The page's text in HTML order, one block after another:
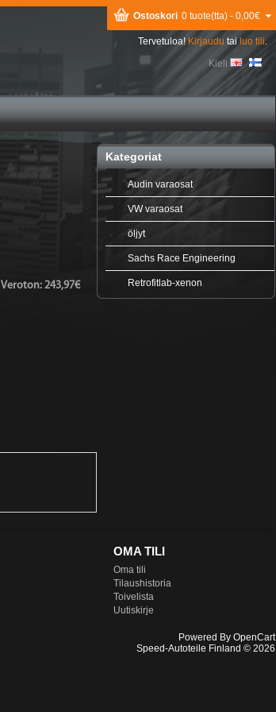
Ostoskori 0 tuote(tta) - 0,00€
Tervetuloa!Kirjaudu tai luo tili.
Kieli
Kategoriat
Audin varaosat
VW varaosat
öljyt
Sachs Race Engineering
Retrofitlab-xenon
Veroton: 243,97€
OMA TILI
Oma tili
Tilaushistoria
Toivelista
Uutiskirje
Powered By OpenCart
Speed-Autoteile Finland © 2026